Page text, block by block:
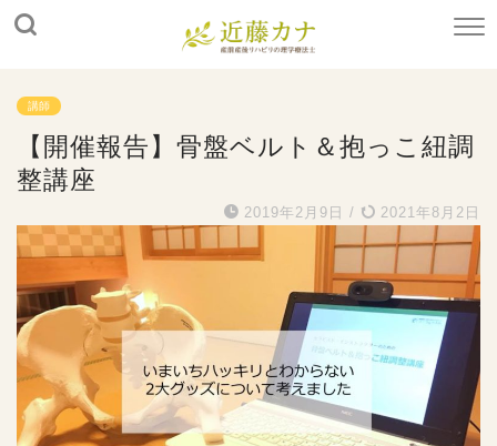
講師
【開催報告】骨盤ベルト＆抱っこ紐調
整講座
2019年2月9日 / 2021年8月2日